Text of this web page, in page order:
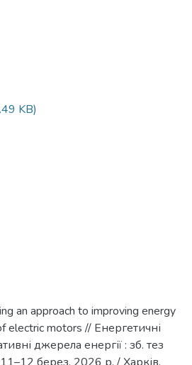
KB)
an approach to improving energy
electric motors // Енергетичні
джерела енергії : зб. тез